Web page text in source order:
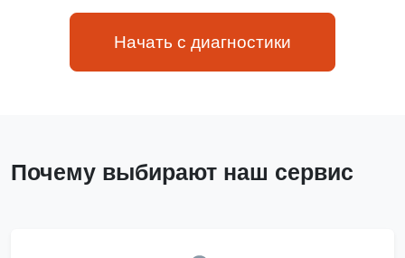
Начать с диагностики
Почему выбирают наш сервис